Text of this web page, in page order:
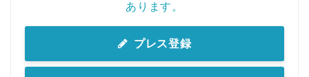
あります。
プレス登録